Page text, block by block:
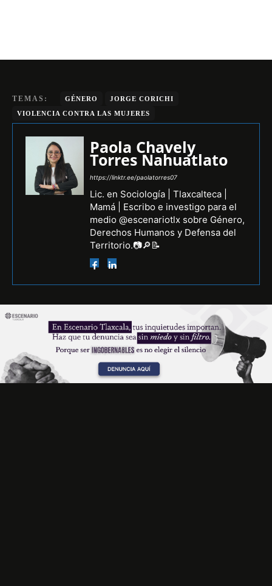
TEMAS: GÉNERO
JORGE CORICHI
VIOLENCIA CONTRA LAS MUJERES
Paola Chavely
Torres Nahuatlato
https://linktr.ee/paolatorres07
Lic. en Sociología | Tlaxcalteca |
Mamá | Escribo e investigo para el
medio @escenariotlx sobre Género,
Derechos Humanos y Defensa del
Territorio.📷🔎📝